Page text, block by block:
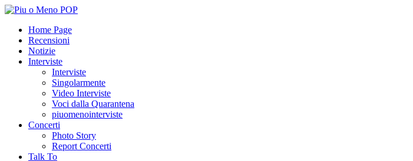
Home Page
Recensioni
Notizie
Interviste
Interviste
Singolarmente
Video Interviste
Voci dalla Quarantena
piuomenointerviste
Concerti
Photo Story
Report Concerti
Talk To